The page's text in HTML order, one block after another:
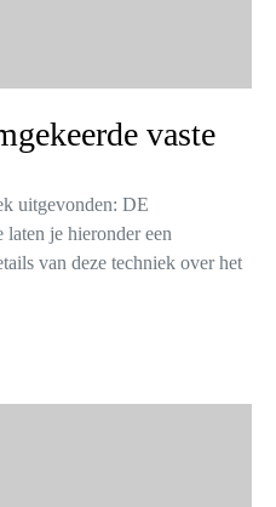
vaste
uitgevonden: DE
je hieronder een
van deze techniek over het